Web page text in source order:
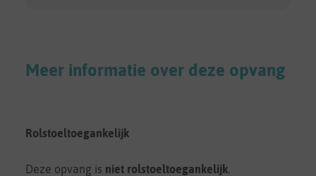
Meer informatie over deze opvang
Rolstoeltoegankelijk
Deze opvang is niet rolstoeltoegankelijk